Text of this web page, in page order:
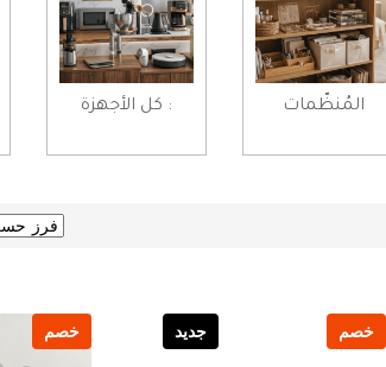
المُنظّمات : كل الأجهزة
خصم جديد خصم